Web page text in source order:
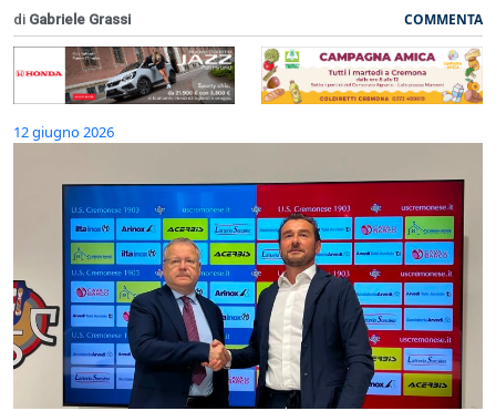
di Gabriele Grassi COMMENTA
12 giugno 2026